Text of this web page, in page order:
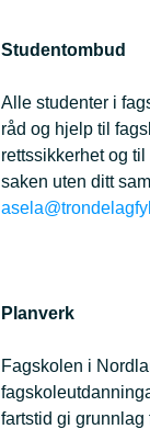
Studentombud
Alle studenter i
råd og hjelp til
rettssikkerhet og
saken uten ditt
Planverk
Fagskolen i
fartstid gi